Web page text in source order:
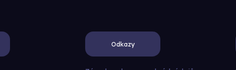
Odkazy